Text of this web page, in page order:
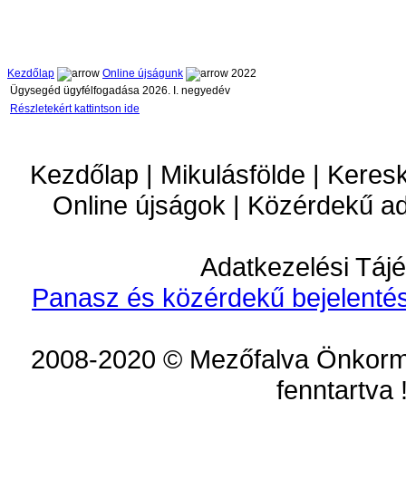
Kezdőlap Online újságunk
2022
Ügysegéd ügyfélfogadása 2026. I. negyedév
Részletekért kattintson ide
Kezdőlap | Mikulásfölde |
Online újságok | Közérdekű
Adatkezelési
Panasz és közérdekű
2008-2020 © Mezőfalva
fenntartva